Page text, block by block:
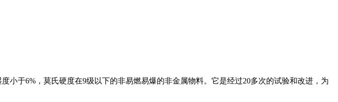
于6%，莫氏硬度在9级以下的非易燃易爆的非金属物料。它是经过20多次的试验和改进，为